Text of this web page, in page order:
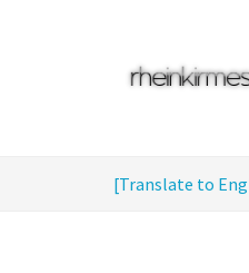
are
[Translate to